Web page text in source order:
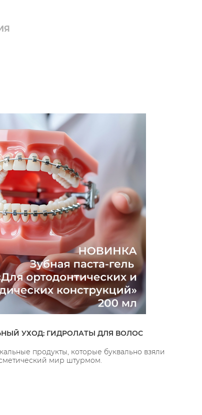
УХОД: ГИДРОЛАТЫ ДЛЯ ВОЛОС
продукты, которые буквально взяли
мир штурмом.